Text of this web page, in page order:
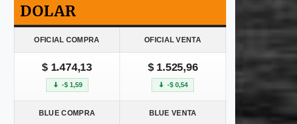
DOLAR
OFICIAL COMPRA OFICIAL VENTA
$ 1.474,13
-$ 1,59
$ 1.525,96
-$ 0,54
BLUE COMPRA BLUE VENTA